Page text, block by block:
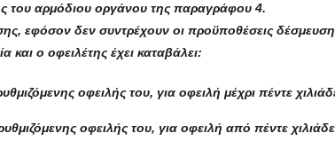
του αρμόδιου οργάνου της παραγράφου 4.
εφόσον δεν συντρέχουν οι προϋποθέσεις
και ο οφειλέτης έχει καταβάλει:
οφειλής του, για οφειλή μέχρι πέντε
οφειλής του, για οφειλή από πέντε